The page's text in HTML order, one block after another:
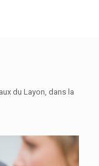
du Layon, dans la